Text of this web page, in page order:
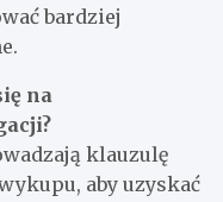
bardziej
na
klauzulę
aby uzyskać